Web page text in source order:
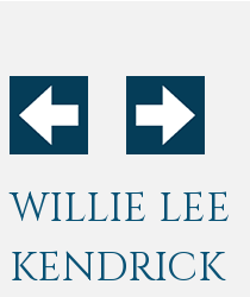
WILLIE LEE
KENDRICK